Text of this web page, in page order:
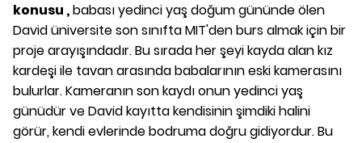
konusu ,babası yedinci yaş doğum gününde ölen
David üniversite son sınıfta MIT'den burs almak için bir
proje arayışındadır. Bu sırada her şeyi kayda alan kız
kardeşi ile tavan arasında babalarının eski kamerasını
bulurlar. Kameranın son kaydı onun yedinci yaş
günüdür ve David kayıtta kendisinin şimdiki halini
görür, kendi evlerinde bodruma doğru gidiyordur. Bu